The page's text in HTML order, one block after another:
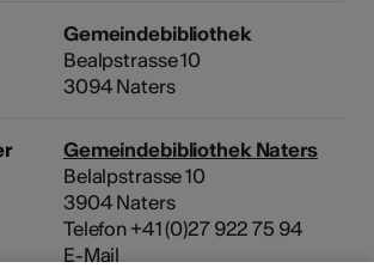
Gemeindebibliothek
Bealpstrasse 10
3094 Naters
Gemeindebibliothek Naters
Belalpstrasse 10
3904 Naters
Telefon +41 (0)27 922 75 94
E-Mail